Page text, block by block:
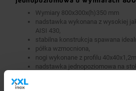
Wymiary 800x300x(h)350 mm
nadstawka wykonana z wysokiej
AISI 430,
stabilna konstrukcja spawana
półka wzmocniona,
nogi wykonane z profilu
nadstawka jednopoziomowa na